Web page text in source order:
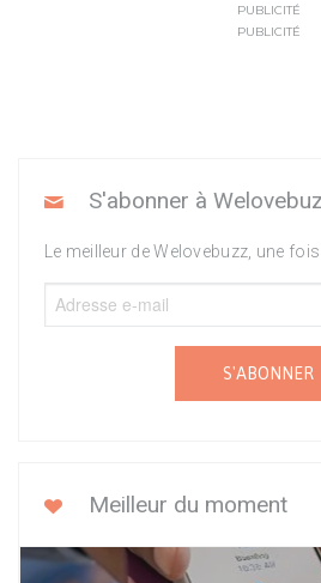
PUBLICITÉ
PUBLICITÉ
S'abonner à
Le meilleur de Welovebuzz, une
S'ABONNER
Meilleur du moment